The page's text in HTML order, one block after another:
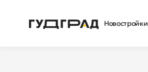
Новостройки